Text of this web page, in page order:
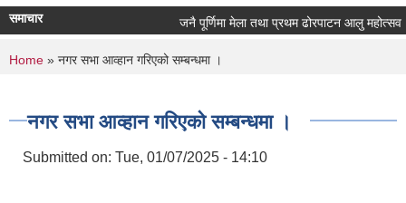
समाचार जनै पूर्णिमा मेला तथा प्रथम ढोरपाटन आलु
You are here
Home » नगर सभा आव्हान गरिएको सम्बन्धमा ।
नगर सभा आव्हान गरिएको सम्बन्धमा ।
Submitted on: Tue, 01/07/2025 - 14:10